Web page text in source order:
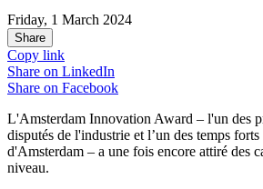
Friday, 1 March 2024
Share
Copy link
Share on LinkedIn
Share on Facebook
L'Amsterdam Innovation Award – l'un des
disputés de l'industrie et l’un des temps
d'Amsterdam – a une fois encore attiré des
niveau.